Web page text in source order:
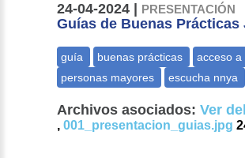
24-04-2024 | PRESENTACIÓN
Guías de Buenas
Archivos asociados: Ver
,001_presentacion_guias.jpg